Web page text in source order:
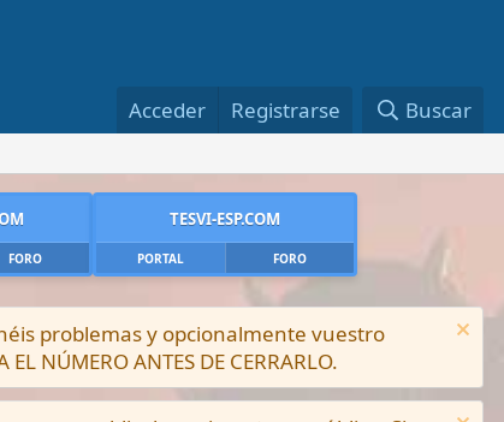
Acceder Registrarse Buscar
FORO
TESVI-ESP.COM
PORTAL FORO
problemas y opcionalmente vuestro
NÚMERO ANTES DE CERRARLO.